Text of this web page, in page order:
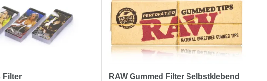
Filter RAW Gummed Filter Selbstklebend